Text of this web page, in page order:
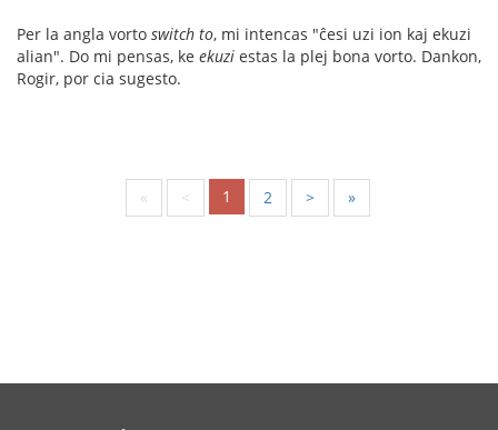
Per la angla vorto switch to, mi intencas "ĉesi uzi ion kaj ekuzi
alian". Do mi pensas, ke ekuzi estas la plej bona vorto. Dankon,
Rogir, por cia sugesto.
« < 1 2 > »